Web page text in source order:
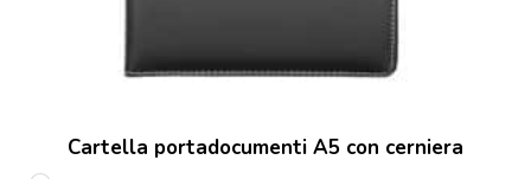
Cartella portadocumenti A5 con cerniera